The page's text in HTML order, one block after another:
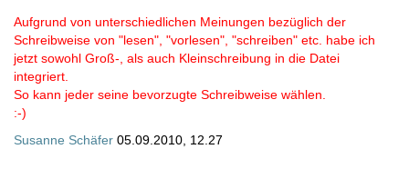
Aufgrund von unterschiedlichen Meinungen bezüglich der
Schreibweise von "lesen", "vorlesen", "schreiben" etc. habe ich
jetzt sowohl Groß-, als auch Kleinschreibung in die Datei
integriert.
So kann jeder seine bevorzugte Schreibweise wählen.
:-)
Susanne Schäfer 05.09.2010, 12.27